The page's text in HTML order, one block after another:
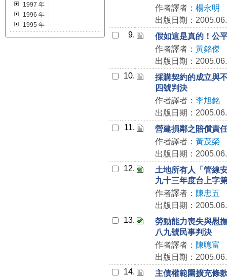
1997 年
1996 年
1995 年
作者譯者： 楊永明
出版日期：
9.
假如這是真的！公
作者譯者： 黃銘傑
出版日期：
10.
採購契約的成立與
四號判決
作者譯者： 李旭銘
出版日期：
11.
營建損鄰之賠償責
作者譯者： 黃茂榮
出版日期：
12.
土地所有人「管線
九十三年度台上字
作者譯者： 陳忠五
出版日期：
13.
勞動能力喪失與慰
八九號民事判決
作者譯者： 陳聰富
出版日期：
14.
主債權範圍擴充條